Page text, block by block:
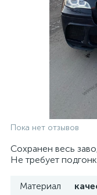
Пока нет отзывов
Сохранен весь
Не требует
Материал